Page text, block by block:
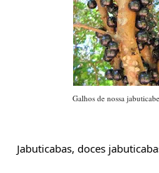
Galhos de nossa
Jabuticabas, doces